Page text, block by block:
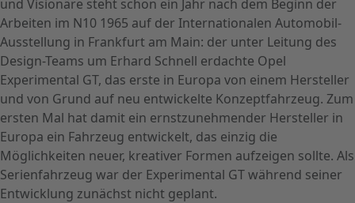
und Visionäre steht schon ein Jahr nach dem Beginn der
Arbeiten im N10 1965 auf der Internationalen Automobil-
Ausstellung in Frankfurt am Main: der unter Leitung des
Design-Teams um Erhard Schnell erdachte Opel
Experimental GT, das erste in Europa von einem Hersteller
und von Grund auf neu entwickelte Konzeptfahrzeug. Zum
ersten Mal hat damit ein ernstzunehmender Hersteller in
Europa ein Fahrzeug entwickelt, das einzig die
Möglichkeiten neuer, kreativer Formen aufzeigen sollte. Als
Serienfahrzeug war der Experimental GT während seiner
Entwicklung zunächst nicht geplant.